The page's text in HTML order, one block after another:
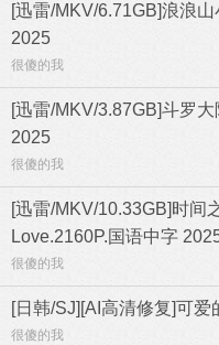
[迅雷/MKV/6.71GB]浪浪
2025
很傻的我
[迅雷/MKV/3.87GB]斗罗
2025
很傻的我
[迅雷/MKV/10.33GB]时间
Love.2160P.国语中字
很傻的我
[日韩/SJ][AI高清修复]可
很傻的我